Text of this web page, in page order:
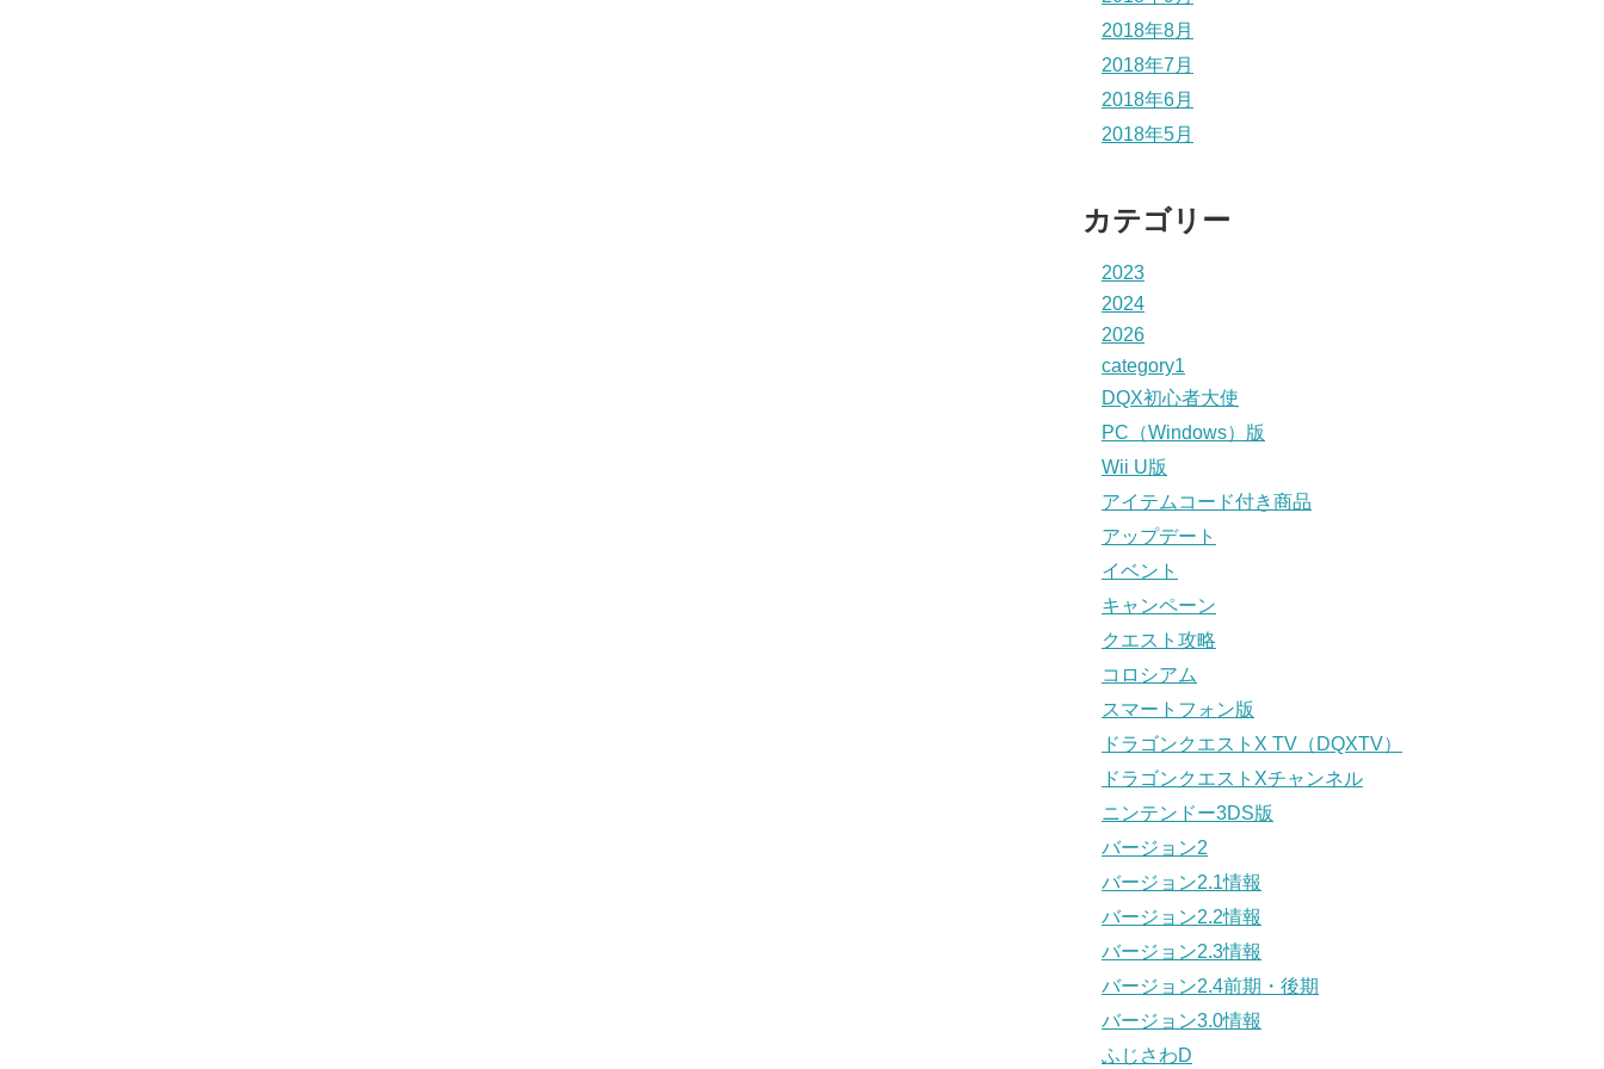
2018年8月
2018年7月
2018年6月
2018年5月
カテゴリー
2023
2024
2026
category1
DQX初心者大使
PC（Windows）版
Wii U版
アイテムコード付き商品
アップデート
イベント
キャンペーン
クエスト攻略
コロシアム
スマートフォン版
ドラゴンクエストX TV（DQXTV）
ドラゴンクエストXチャンネル
ニンテンドー3DS版
バージョン2
バージョン2.1情報
バージョン2.2情報
バージョン2.3情報
バージョン2.4前期・後期
バージョン3.0情報
ふじさわD